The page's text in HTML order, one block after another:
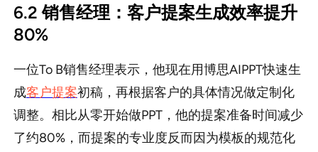
6.2 销售经理：客户提案生成效率提升
80%
一位To B销售经理表示，他现在用博思AIPPT快速生
成客户提案初稿，再根据客户的具体情况做定制化
调整。相比从零开始做PPT，他的提案准备时间减少
了约80%，而提案的专业度反而因为模板的规范化